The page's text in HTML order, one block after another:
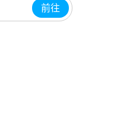
前往